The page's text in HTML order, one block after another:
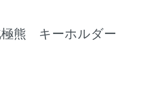
熊 キーホルダー